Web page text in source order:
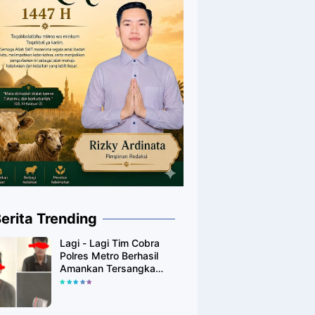
Trending
Lagi - Lagi Tim Cobra
Polres Metro Berhasil
Amankan Tersangka
Yang Diduga Pengguna